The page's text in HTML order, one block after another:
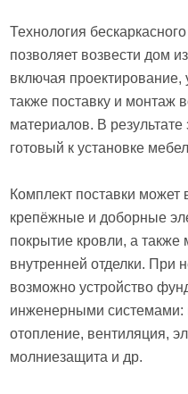
Технология
позволяет возвести дом
включая проектирование,
также поставку и монтаж
материалов. В результате
готовый к установке
Комплект поставки может
крепёжные и доборные
покрытие кровли, а
внутренней отделки. При
возможно устройство
инженерными системами:
отопление, вентиляция,
молниезащита и др.